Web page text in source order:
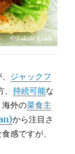
ジャックフ
、持続可能な
海外の菜食主
から注目さ
感ですが、